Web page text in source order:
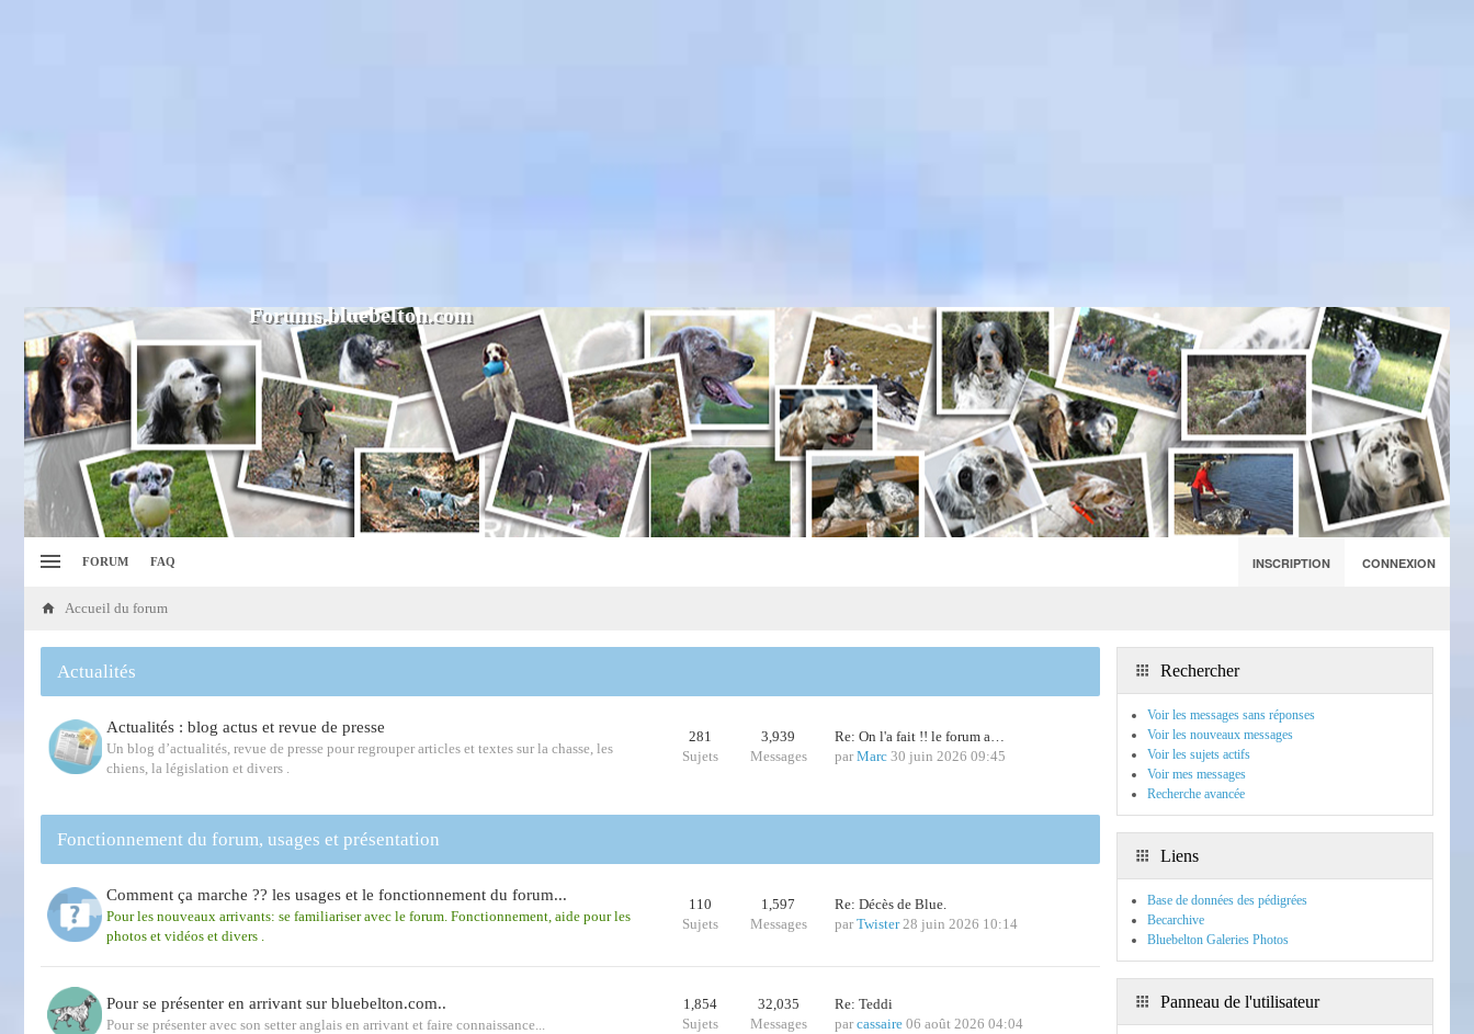
Forums.bluebelton.com
FORUM FAQ INSCRIPTION CONNEXION
Accueil du forum
Actualités
Actualités : blog actus et revue de presse
Un blog d’actualités, revue de presse pour regrouper articles et textes sur la chasse, les
chiens, la législation et divers .
281
Sujets
3,939
Messages
Re: On l'a fait !! le forum a…
par Marc 30 juin 2026 09:45
Fonctionnement du forum, usages et présentation
Comment ça marche ?? les usages et le fonctionnement du forum...
Pour les nouveaux arrivants: se familiariser avec le forum. Fonctionnement, aide pour les
photos et vidéos et divers .
110
Sujets
1,597
Messages
Re: Décès de Blue.
par Twister 28 juin 2026 10:14
Pour se présenter en arrivant sur bluebelton.com..
Pour se présenter avec son setter anglais en arrivant et faire connaissance...
1,854
Sujets
32,035
Messages
Re: Teddi
par cassaire 06 août 2026 04:04
Rechercher
Voir les messages sans réponses
Voir les nouveaux messages
Voir les sujets actifs
Voir mes messages
Recherche avancée
Liens
Base de données des pédigrées
Becarchive
Bluebelton Galeries Photos
Panneau de l'utilisateur